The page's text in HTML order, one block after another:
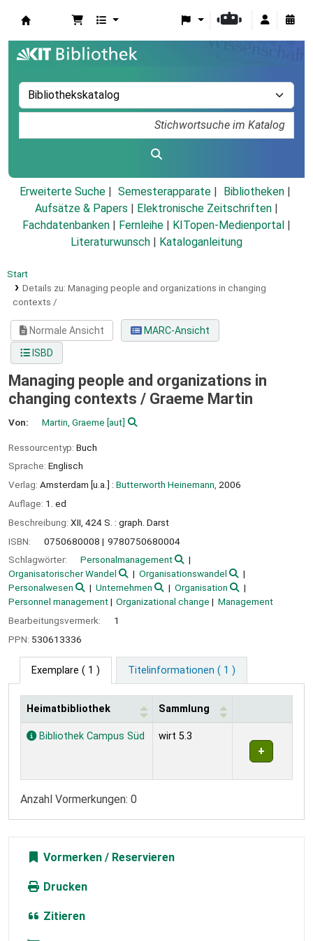
Erweiterte Suche Semesterapparate
Bibliotheken
Aufsätze & Papers
Elektronische Zeitschriften
Fachdatenbanken
Fernleihe KITopen-Medienportal
Literaturwunsch
Kataloganleitung
Start
Details zu: Managing people and organizations in changing
contexts /
Normale Ansicht
MARC-Ansicht
ISBD
Managing people and organizations in
changing contexts / Graeme Martin
Von: Martin, Graeme [aut]
Ressourcentyp: Buch
Sprache: Englisch
Verlag: Amsterdam [u.a.] : Butterworth Heinemann, 2006
Auflage: 1. ed
Beschreibung: XII, 424 S. : graph. Darst
ISBN:
0750680008
9780750680004
Schlagwörter:
Personalmanagement
Organisatorischer Wandel
Organisationswandel
Personalwesen
Unternehmen
Organisation
Personnel management
Organizational change
Management
Bearbeitungsvermerk:
1
PPN: 530613336
Exemplare ( 1 ) Titelinformationen ( 1 )
Exemplare
Heimatbibliothek Sammlung
Bibliothek Campus Süd wirt 5.3
Anzahl Vormerkungen: 0
Vormerken
Drucken
Zitieren